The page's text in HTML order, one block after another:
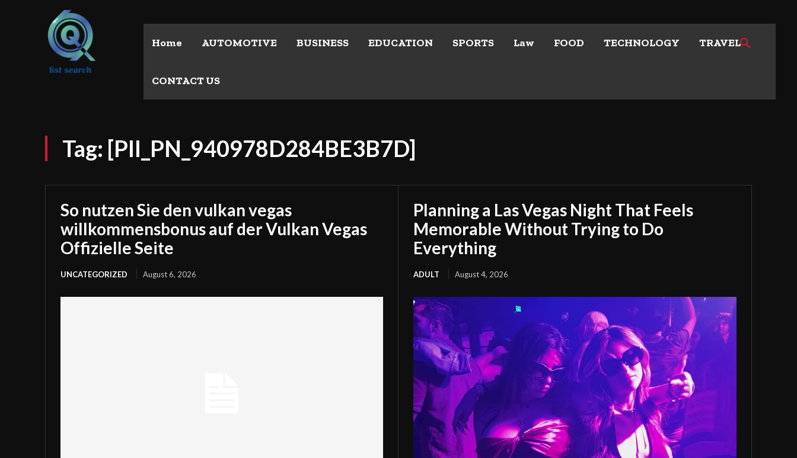
Home AUTOMOTIVE BUSINESS EDUCATION SPORTS Law FOOD TECHNOLOGY TRAVEL
CONTACT US
Tag: [PII_PN_940978D284BE3B7D]
So nutzen Sie den vulkan vegas
willkommensbonus auf der Vulkan Vegas
Offizielle Seite
UNCATEGORIZED August 6, 2026
Planning a Las Vegas Night That Feels
Memorable Without Trying to Do
Everything
ADULT August 4, 2026